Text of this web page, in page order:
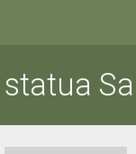
statua